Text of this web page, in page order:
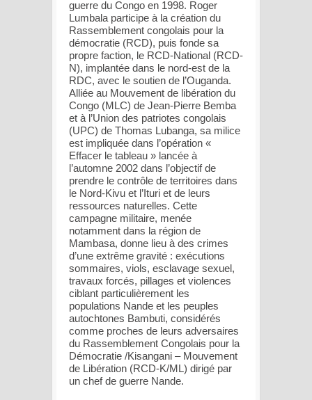
guerre du Congo en 1998. Roger
Lumbala participe à la création du
Rassemblement congolais pour la
démocratie (RCD), puis fonde sa
propre faction, le RCD-National (RCD-
N), implantée dans le nord-est de la
RDC, avec le soutien de l’Ouganda.
Alliée au Mouvement de libération du
Congo (MLC) de Jean-Pierre Bemba
et à l’Union des patriotes congolais
(UPC) de Thomas Lubanga, sa milice
est impliquée dans l’opération «
Effacer le tableau » lancée à
l’automne 2002 dans l’objectif de
prendre le contrôle de territoires dans
le Nord-Kivu et l’Ituri et de leurs
ressources naturelles. Cette
campagne militaire, menée
notamment dans la région de
Mambasa, donne lieu à des crimes
d’une extrême gravité : exécutions
sommaires, viols, esclavage sexuel,
travaux forcés, pillages et violences
ciblant particulièrement les
populations Nande et les peuples
autochtones Bambuti, considérés
comme proches de leurs adversaires
du Rassemblement Congolais pour la
Démocratie /Kisangani – Mouvement
de Libération (RCD-K/ML) dirigé par
un chef de guerre Nande.